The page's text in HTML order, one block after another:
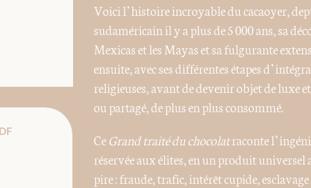
Voici l’histoire incroyable du cacaoyer,
sudaméricain il y a plus de 5 000 ans, sa
Mexicas et les Mayas et sa fulgurante
ensuite, avec ses différentes étapes
religieuses, avant de devenir objet de luxe
ou partagé, de plus en plus consommé.
CeGrand traité du chocolatraconte
réservée aux élites, en un produit
pire : fraude, trafic, intérêt cupide,